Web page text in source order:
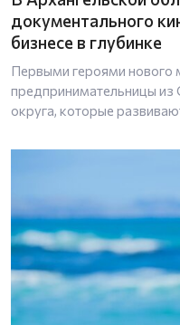
документального
бизнесе в глубинке
Первыми героями нового
предпринимательницы из
округа, которые